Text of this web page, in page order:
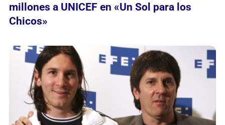
millones a UNICEF en «Un Sol para los
Chicos»